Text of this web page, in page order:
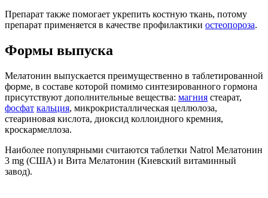
Препарат также помогает укрепить костную ткань, потому
препарат применяется в качестве профилактики остеопороза.
Формы выпуска
Мелатонин выпускается преимущественно в таблетированной
форме, в составе которой помимо синтезированного гормона
присутствуют дополнительные вещества: магния стеарат,
фосфат кальция, микрокристаллическая целлюлоза,
стеариновая кислота, диоксид коллоидного кремния,
кроскармеллоза.
Наиболее популярными считаются таблетки Natrol Мелатонин
3 mg (США) и Вита Мелатонин (Киевский витаминный
завод).